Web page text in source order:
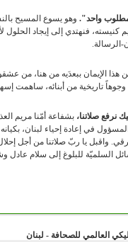
واحد". وهو يسوع المسيح
كنيسته، فنهتدي إلى إيجاد الحلول
الرسالة.
هذا الإيمان ببعدَيه من هنا، من
وجوهاً تاريخية من أبنائه، ساهمت
نرفع صلاتنا،بشفاعة أمّنا مريم
المسؤول في إعادة إحياء لبنان،
واقبل يا ربّ صلاتنا من أجل
السلميّة للبلوغ إلى سلام عادل
العالمي للصحافة - لبنان